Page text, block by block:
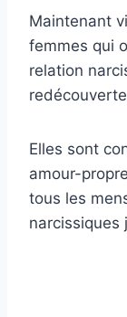
Maintenant
femmes qui
relation
Elles sont
amour-
tous les
narcissiques